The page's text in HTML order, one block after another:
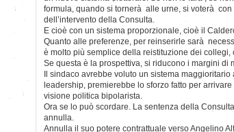
formula, quando si tornerà alle urne, si voterà
dell’intervento della Consulta.
E cioè con un sistema proporzionale, cioè il
Quanto alle preferenze, per reinserirle sarà
è molto più semplice della reistituzione dei
Se questa è la prospettiva, si riducono i margini di
Il sindaco avrebbe voluto un sistema
leadership, premierebbe lo sforzo fatto per
visione politica bipolarista.
Ora se lo può scordare. La sentenza della
annulla.
Annulla il suo potere contrattuale verso Angelino